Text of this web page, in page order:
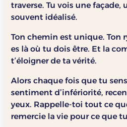
traverse. Tu vois une
souvent idéalisé.
Ton chemin est unique. Ton
es là où tu dois être. Et la
t’éloigner de ta vérité.
Alors chaque fois que tu
sentiment d’infériorité,
yeux. Rappelle-toi tout ce
remercie la vie pour ce que